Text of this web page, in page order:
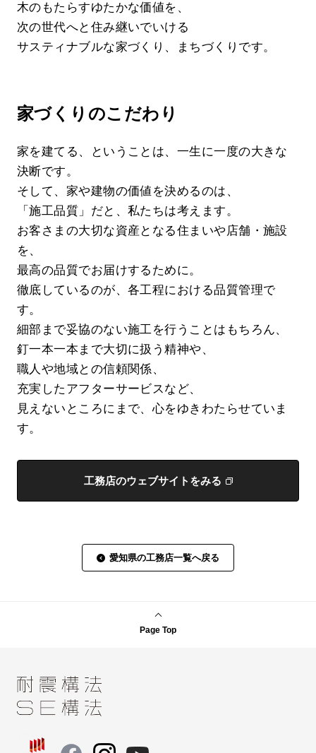
木のもたらすゆたかな価値を、
次の世代へと住み継いでいける
サスティナブルな家づくり、まちづくりです。
家づくりのこだわり
家を建てる、ということは、一生に一度の大きな
決断です。
そして、家や建物の価値を決めるのは、
「施工品質」だと、私たちは考えます。
お客さまの大切な資産となる住まいや店舗・施設
を、
最高の品質でお届けするために。
徹底しているのが、各工程における品質管理で
す。
細部まで妥協のない施工を行うことはもちろん、
釘一本一本まで大切に扱う精神や、
職人や地域との信頼関係、
充実したアフターサービスなど、
見えないところにまで、心をゆきわたらせていま
す。
工務店のウェブサイトをみる
愛知県の工務店一覧へ戻る
Page Top